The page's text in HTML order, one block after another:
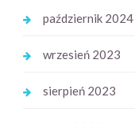
październik 2024
wrzesień 2023
sierpień 2023